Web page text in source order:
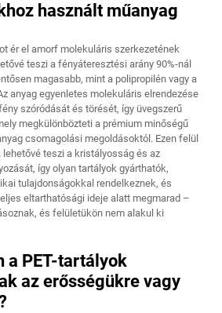
használt műanyag
ér el amorf molekuláris szerkezetének
teszi a fényáteresztési arány 90%-nál
magasabb, mint a polipropilén vagy a
anyag egyenletes molekuláris elrendezése
szóródását és törését, így üvegszerű
megkülönbözteti a prémium minőségű
csomagolási megoldásoktól. Ezen felül
teszi a kristályosság és az
így olyan tartályok gyárthatók,
tulajdonságokkal rendelkeznek, és
eltarthatósági ideje alatt megmarad –
és felületükön nem alakul ki
a PET-tartályok
az erősségükre vagy